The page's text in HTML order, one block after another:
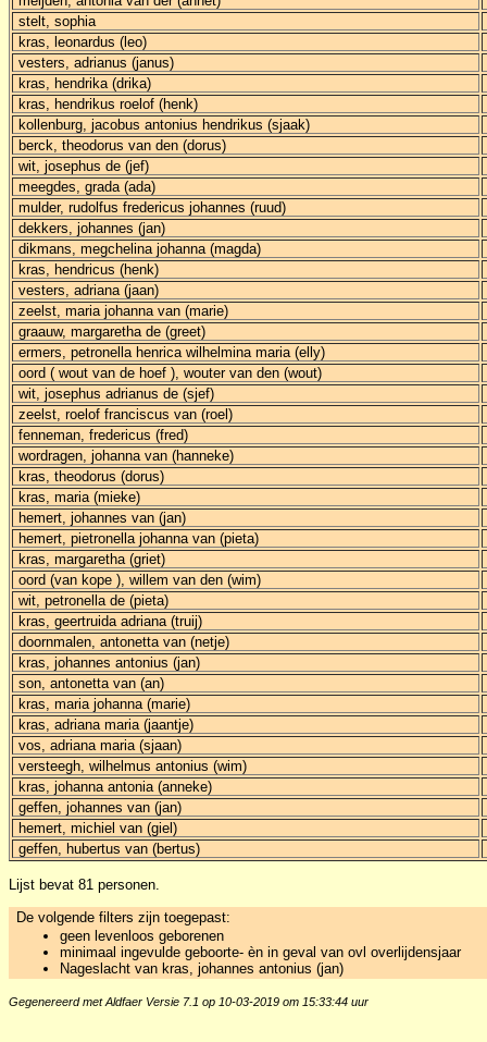
stelt, sophia
kras, leonardus (leo)
vesters, adrianus (janus)
kras, hendrika (drika)
kras, hendrikus roelof (henk)
kollenburg, jacobus antonius hendrikus (sjaak)
berck, theodorus van den (dorus)
wit, josephus de (jef)
meegdes, grada (ada)
mulder, rudolfus fredericus johannes (ruud)
dekkers, johannes (jan)
dikmans, megchelina johanna (magda)
kras, hendricus (henk)
vesters, adriana (jaan)
zeelst, maria johanna van (marie)
graauw, margaretha de (greet)
ermers, petronella henrica wilhelmina maria (elly)
oord ( wout van de hoef ), wouter van den (wout)
wit, josephus adrianus de (sjef)
zeelst, roelof franciscus van (roel)
fenneman, fredericus (fred)
wordragen, johanna van (hanneke)
kras, theodorus (dorus)
kras, maria (mieke)
hemert, johannes van (jan)
hemert, pietronella johanna van (pieta)
kras, margaretha (griet)
oord (van kope ), willem van den (wim)
wit, petronella de (pieta)
kras, geertruida adriana (truij)
doornmalen, antonetta van (netje)
kras, johannes antonius (jan)
son, antonetta van (an)
kras, maria johanna (marie)
kras, adriana maria (jaantje)
vos, adriana maria (sjaan)
versteegh, wilhelmus antonius (wim)
kras, johanna antonia (anneke)
geffen, johannes van (jan)
hemert, michiel van (giel)
geffen, hubertus van (bertus)
Lijst bevat 81 personen.
De volgende filters zijn toegepast:
geen levenloos geborenen
minimaal ingevulde geboorte- èn in geval van ovl overlijdensjaar
Nageslacht van kras, johannes antonius (jan)
Gegenereerd met Aldfaer Versie 7.1 op 10-03-2019 om 15:33:44 uur